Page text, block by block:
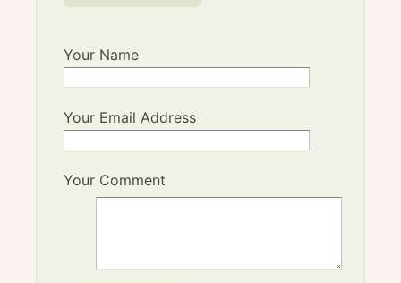
Your Name
Your Email Address
Your Comment